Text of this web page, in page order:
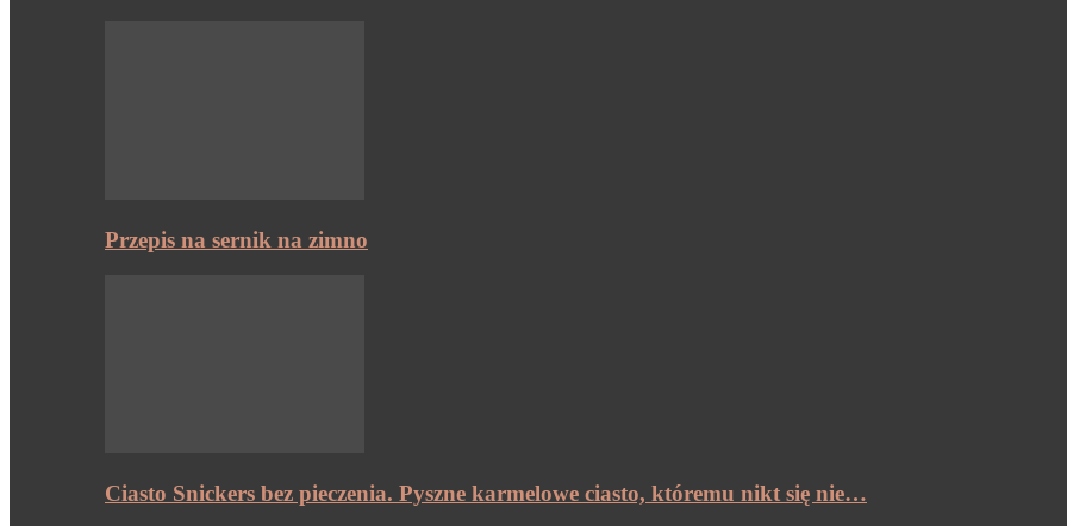
Przepis na sernik na zimno
Ciasto Snickers bez pieczenia. Pyszne karmelowe ciasto, któremu nikt się nie…